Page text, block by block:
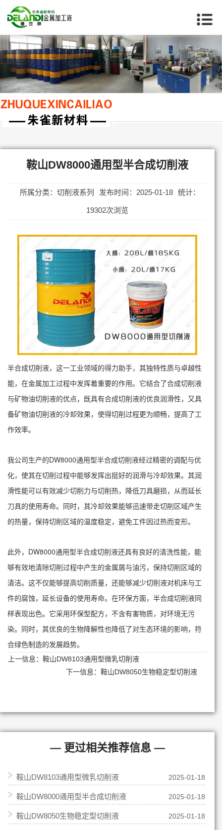
当前位置：首页>>鞍山切削液系列
鞍山DW8000通用型半合成切削液
所属分类：切削液系列 发布时间：2025-01-18 统计：
19302次浏览
半合成切削液，这一工业领域的得力助手，其独特性质与卓越性
能，在金属加工过程中发挥着重要的作用。它结合了合成切削液
与矿物油切削液的优点，既具有合成切削液的优良润滑性，又具
备矿物油切削液的冷却效果，使得切削过程更为顺畅，提高了工
作效率。
我公司生产的DW8000通用型半合成切削液经过精密的调配与优
化，使其在切削过程中能够发挥出挺好的润滑与冷却效果。其润
滑性能可以有效减少切削力与切削热，降低刀具磨损，从而延长
刀具的使用寿命。同时，其冷却效果能够迅速带走切削区域产生
的热量，保持切削区域的温度稳定，避免工件因过热而变形。
此外，DW8000通用型半合成切削液还具有良好的清洗性能，能
够有效地清除切削过程中产生的金属屑与油污，保持切削区域的
清洁。这不仅能够提高切削质量，还能够减少切削液对机床与工
件的腐蚀，延长设备的使用寿命。 在环保方面，半合成切削液同
样表现出色。它采用环保型配方，不含有害物质，对环境无污
染。同时，其优良的生物降解性也降低了对生态环境的影响，符
合绿色制造的发展趋势。
上一信息： 鞍山DW8103通用型微乳切削液
下一信息：鞍山DW8050生物稳定型切削液
— 更过相关推荐信息 —
鞍山DW8103通用型微乳切削液 2025-01-18
鞍山DW8000通用型半合成切削液 2025-01-18
鞍山DW8050生物稳定型切削液 2025-01-18